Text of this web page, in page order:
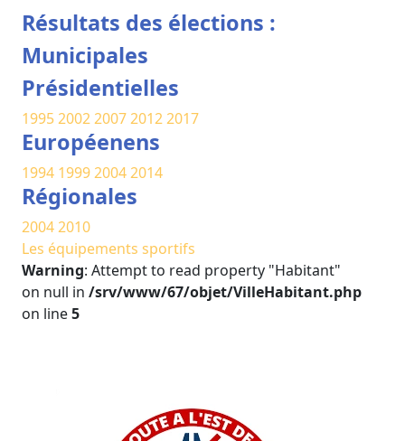
Résultats des élections :
Municipales
Présidentielles
19952002200720122017
Européenens
1994 199920042014
Régionales
20042010
Les équipements sportifs
Warning: Attempt to read property "Habitant"
on null in /srv/www/67/objet/VilleHabitant.php
on line5